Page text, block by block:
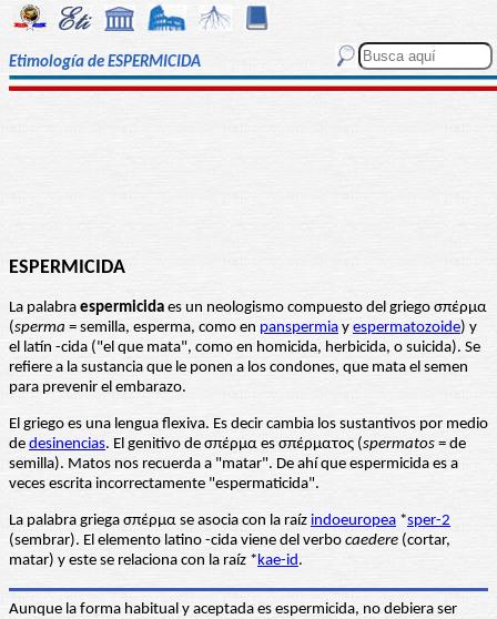
Etimología de ESPERMICIDA
ESPERMICIDA
La palabra espermicida es un neologismo compuesto del griego σπέρμα
(sperma = semilla, esperma, como en panspermia y espermatozoide) y
el latín -cida ("el que mata", como en homicida, herbicida, o suicida). Se
refiere a la sustancia que le ponen a los condones, que mata el semen
para prevenir el embarazo.
El griego es una lengua flexiva. Es decir cambia los sustantivos por medio
de desinencias. El genitivo de σπέρμα es σπέρματος (spermatos = de
semilla). Matos nos recuerda a "matar". De ahí que espermicida es a
veces escrita incorrectamente "espermaticida".
La palabra griega σπέρμα se asocia con la raíz indoeuropea *sper-2
(sembrar). El elemento latino -cida viene del verbo caedere (cortar,
matar) y este se relaciona con la raíz *kae-id.
Aunque la forma habitual y aceptada es espermicida, no debiera ser